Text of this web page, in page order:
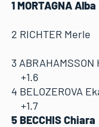
1 MORTAGNA
2 RICHTER
3
+1.6
4
+1.7
5 BECCHIS